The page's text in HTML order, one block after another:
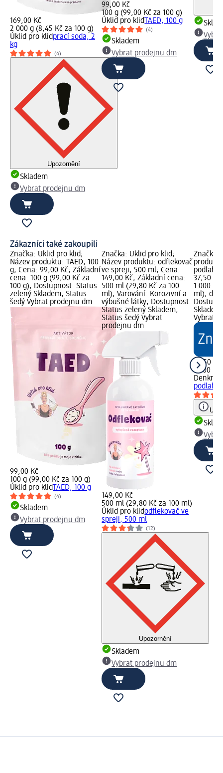
169,00 Kč
2 000 g (8,45 Kč za 100 g)
Úklid pro klidprací soda, 2
kg
(4)
Upozornění
Skladem
Vybrat prodejnu dm
99,00 Kč
100 g (99,00 Kč za 100 g)
Úklid pro klid TAED, 100 g
(4)
Skladem
Vybrat prodejnu dm
Zákazníci také zakoupili
Značka: Úklid pro klid;
Název produktu: TAED, 100
g; Cena: 99,00 Kč; Základní
cena: 100 g (99,00 Kč za
100 g); Dostupnost: Status
zelený Skladem, Status
šedý Vybrat prodejnu dm
99,00 Kč
100 g (99,00 Kč za 100 g)
Úklid pro klid TAED, 100 g
(4)
Skladem
Vybrat prodejnu dm
Značka: Úklid pro klid;
Název produktu: odflekovač
ve spreji, 500 ml; Cena:
149,00 Kč; Základní cena:
500 ml (29,80 Kč za 100
ml); Varování: Korozivní a
výbušné látky; Dostupnost:
Status zelený Skladem,
Status šedý Vybrat
prodejnu dm
149,00 Kč
500 ml (29,80 Kč za 100 ml)
Úklid pro klidodflekovač ve
spreji, 500 ml
(12)
Upozornění
Skladem
Vybrat prodejnu dm
Značka:
37,50
1 000 ml
ml); dm
Vybrat
37,50 Kč
1 000 ml
Denkmit
podlahy,